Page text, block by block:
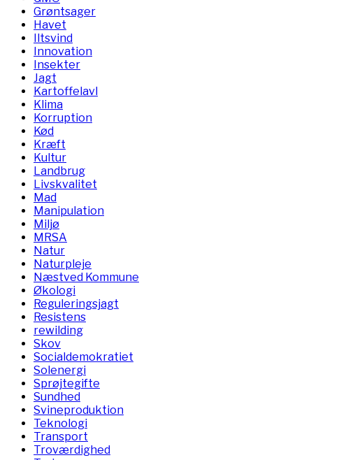
Grøntsager
Havet
Iltsvind
Innovation
Insekter
Jagt
Kartoffelavl
Klima
Korruption
Kød
Kræft
Kultur
Landbrug
Livskvalitet
Mad
Manipulation
Miljø
MRSA
Natur
Naturpleje
Næstved Kommune
Økologi
Reguleringsjagt
Resistens
rewilding
Skov
Socialdemokratiet
Solenergi
Sprøjtegifte
Sundhed
Svineproduktion
Teknologi
Transport
Troværdighed